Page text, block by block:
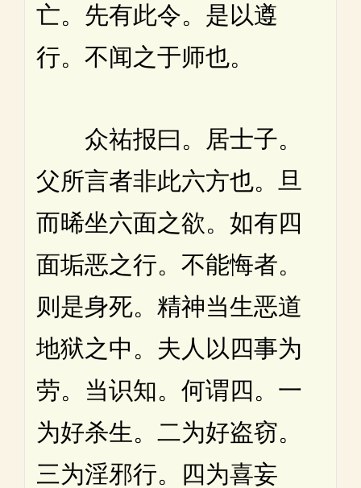
亡。先有此令。是以遵
行。不闻之于师也。
众祐报曰。居士子。
父所言者非此六方也。旦
而晞坐六面之欲。如有四
面垢恶之行。不能悔者。
则是身死。精神当生恶道
地狱之中。夫人以四事为
劳。当识知。何谓四。一
为好杀生。二为好盗窃。
三为淫邪行。四为喜妄